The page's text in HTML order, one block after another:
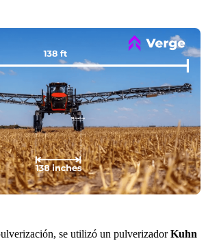
se utilizó un pulverizadorKuhn